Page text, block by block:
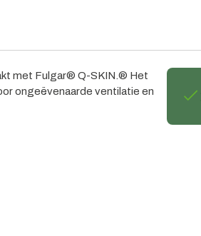
met Fulgar® Q-SKIN.® Het
ongeëvenaarde ventilatie en